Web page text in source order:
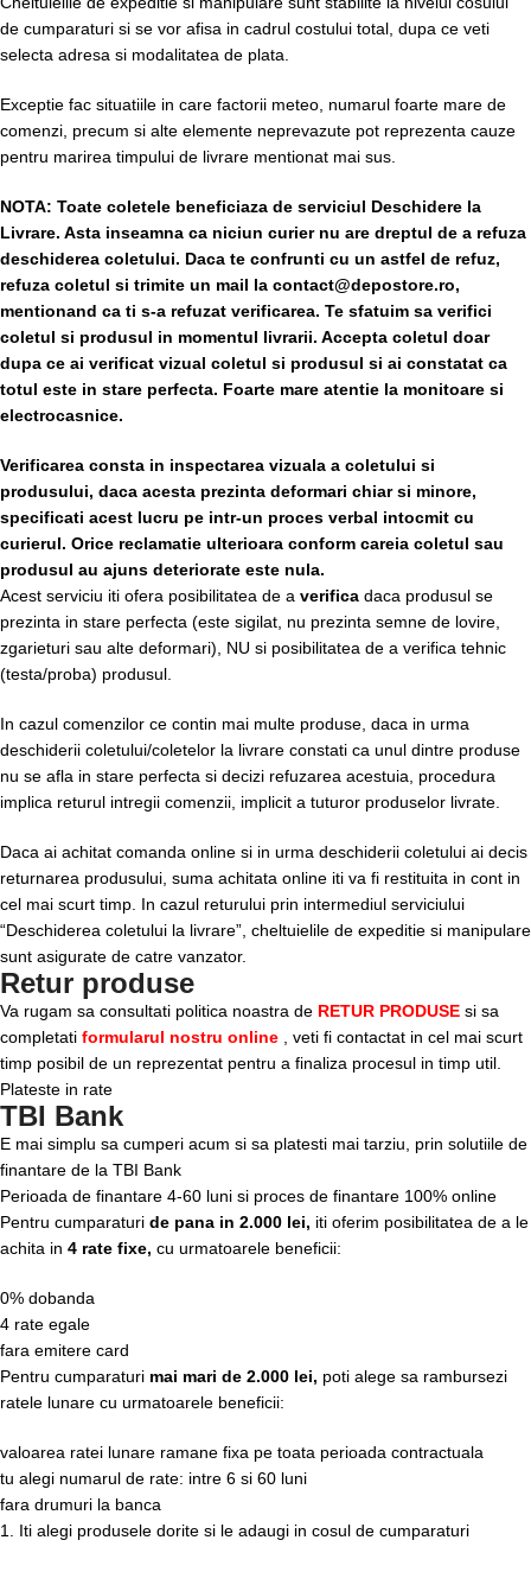
de cumparaturi si se vor afisa in cadrul costului total, dupa ce veti
selecta adresa si modalitatea de plata.
Exceptie fac situatiile in care factorii meteo, numarul foarte mare de
comenzi, precum si alte elemente neprevazute pot reprezenta cauze
pentru marirea timpului de livrare mentionat mai sus.
NOTA: Toate coletele beneficiaza de serviciul Deschidere la
Livrare. Asta inseamna ca niciun curier nu are dreptul de a refuza
deschiderea coletului. Daca te confrunti cu un astfel de refuz,
refuza coletul si trimite un mail la contact@depostore.ro,
mentionand ca ti s-a refuzat verificarea. Te sfatuim sa verifici
coletul si produsul in momentul livrarii. Accepta coletul doar
dupa ce ai verificat vizual coletul si produsul si ai constatat ca
totul este in stare perfecta. Foarte mare atentie la monitoare si
electrocasnice.
Verificarea consta in inspectarea vizuala a coletului si
produsului, daca acesta prezinta deformari chiar si minore,
specificati acest lucru pe intr-un proces verbal intocmit cu
curierul. Orice reclamatie ulterioara conform careia coletul sau
produsul au ajuns deteriorate este nula.
Acest serviciu iti ofera posibilitatea de a verifica daca produsul se
prezinta in stare perfecta (este sigilat, nu prezinta semne de lovire,
zgarieturi sau alte deformari), NU si posibilitatea de a verifica tehnic
(testa/proba) produsul.
In cazul comenzilor ce contin mai multe produse, daca in urma
deschiderii coletului/coletelor la livrare constati ca unul dintre produse
nu se afla in stare perfecta si decizi refuzarea acestuia, procedura
implica returul intregii comenzii, implicit a tuturor produselor livrate.
Daca ai achitat comanda online si in urma deschiderii coletului ai decis
returnarea produsului, suma achitata online iti va fi restituita in cont in
cel mai scurt timp. In cazul returului prin intermediul serviciului
“Deschiderea coletului la livrare”, cheltuielile de expeditie si manipulare
sunt asigurate de catre vanzator.
Retur produse
Va rugam sa consultati politica noastra de RETUR PRODUSE si sa
completati formularul nostru online , veti fi contactat in cel mai scurt
timp posibil de un reprezentat pentru a finaliza procesul in timp util.
Plateste in rate
TBI Bank
E mai simplu sa cumperi acum si sa platesti mai tarziu, prin solutiile de
finantare de la TBI Bank
Perioada de finantare 4-60 luni si proces de finantare 100% online
Pentru cumparaturi de pana in 2.000 lei, iti oferim posibilitatea de a le
achita in 4 rate fixe, cu urmatoarele beneficii:
0% dobanda
4 rate egale
fara emitere card
Pentru cumparaturi mai mari de 2.000 lei, poti alege sa rambursezi
ratele lunare cu urmatoarele beneficii:
valoarea ratei lunare ramane fixa pe toata perioada contractuala
tu alegi numarul de rate: intre 6 si 60 luni
fara drumuri la banca
1. Iti alegi produsele dorite si le adaugi in cosul de cumparaturi